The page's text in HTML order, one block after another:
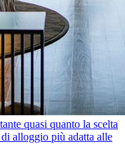
quasi quanto la scelta
alloggio più adatta alle